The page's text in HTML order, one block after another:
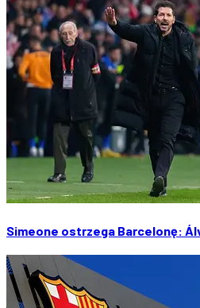
Simeone ostrzega Barcelonę: